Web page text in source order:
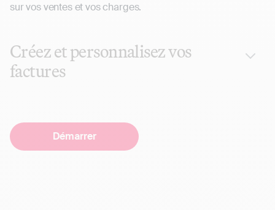
sur vos ventes et vos charges.
Créez et personnalisez vos
factures
Démarrer